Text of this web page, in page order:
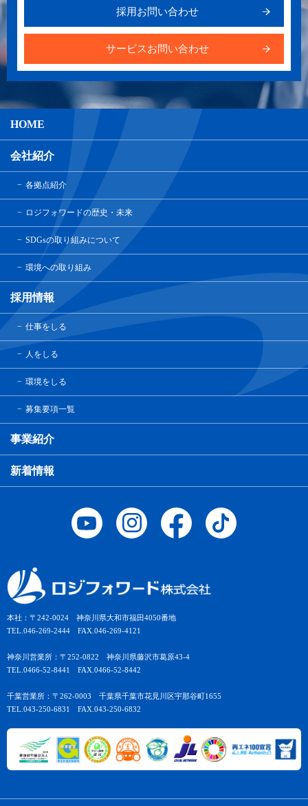
採用お問い合わせ
サービスお問い合わせ
本社：〒242-0024 神奈川県大和市福田4050番地
TEL.046-269-2444 FAX.046-269-4121
神奈川営業所：〒252-0822 神奈川県藤沢市葛原43-4
TEL.0466-52-8441 FAX.0466-52-8442
千葉営業所：〒262-0003 千葉県千葉市花見川区宇那谷町1655
TEL.043-250-6831 FAX.043-250-6832
HOME
会社紹介
各拠点紹介
ロジフォワードの歴史・未来
SDGsの取り組みについて
環境への取り組み
採用情報
仕事をしる
人をしる
環境をしる
募集要項一覧
事業紹介
新着情報